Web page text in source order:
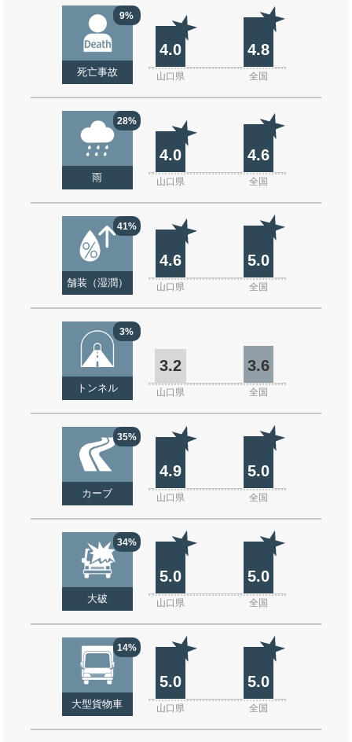
9%
死亡事故
4.0 4.8
山口県 全国
28%
雨
4.0 4.6
山口県 全国
41%
舗装（湿潤）
4.6 5.0
山口県 全国
3%
トンネル
3.2 3.6
山口県 全国
35%
カーブ
4.9 5.0
山口県 全国
34%
大破
5.0 5.0
山口県 全国
14%
大型貨物車
5.0 5.0
山口県 全国